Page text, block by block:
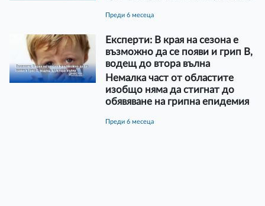
преди 6 месеца
Експерти: В края на сезона е
възможно да се появи и грип B,
водещ до втора вълна
Немалка част от областите
изобщо няма да стигнат до
обявяване на грипна епидемия
преди 6 месеца